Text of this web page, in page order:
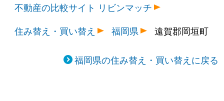
不動産の比較サイト リビンマッチ
住み替え・買い替え
福岡県 遠賀郡岡垣町
福岡県の住み替え・買い替えに戻る